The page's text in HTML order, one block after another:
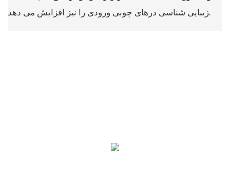
زیبایی شناسی درهای چوبی ورودی را نیز افزایش می دهد.